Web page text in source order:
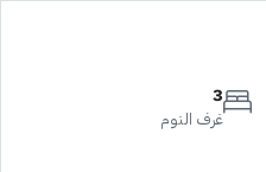
3
غرف النوم